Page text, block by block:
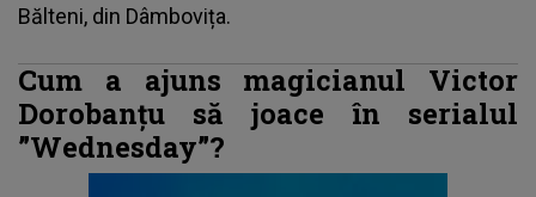
Bălteni, din Dâmbovița.
Cum a ajuns magicianul Victor
Dorobanțu să joace în serialul
”Wednesday”?